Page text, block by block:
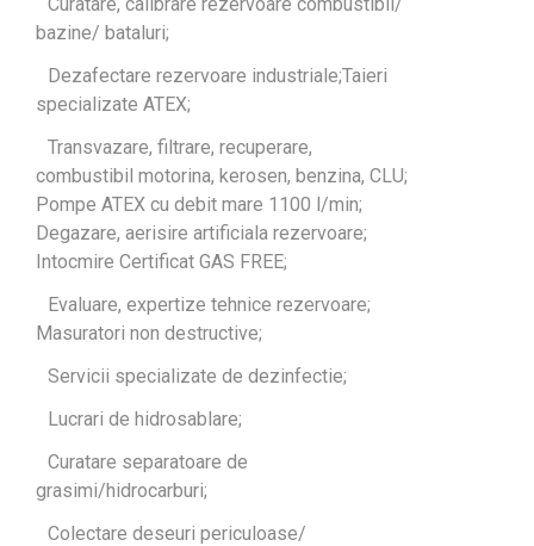
bazine/ bataluri;
Dezafectare rezervoare industriale;Taieri
specializate ATEX;
Transvazare, filtrare, recuperare,
combustibil motorina, kerosen, benzina, CLU;
Pompe ATEX cu debit mare 1100 l/min;
Degazare, aerisire artificiala rezervoare;
Intocmire Certificat GAS FREE;
Evaluare, expertize tehnice rezervoare;
Masuratori non destructive;
Servicii specializate de dezinfectie;
Lucrari de hidrosablare;
Curatare separatoare de
grasimi/hidrocarburi;
Colectare deseuri periculoase/